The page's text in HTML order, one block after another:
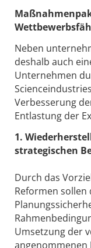
Neben
deshalb auch
Unternehmen
Verbesserung
Entlastung der
1.
strategischen
Durch das
Reformen
Umsetzung der
angenommenen